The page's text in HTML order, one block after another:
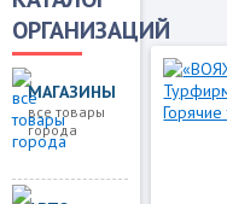
ОРГАНИЗАЦИЙ
МАГАЗИНЫ
все товары
города